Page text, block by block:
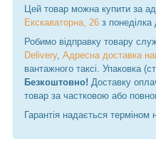
Цей товар можна купити за
Екскаваторна, 26 з
Робимо відправку товару
Delivery, Адресна доставка
вантажного таксі. Упаковка
Безкоштовно! Доставку
товар за частковою або
Гарантія надається терміном